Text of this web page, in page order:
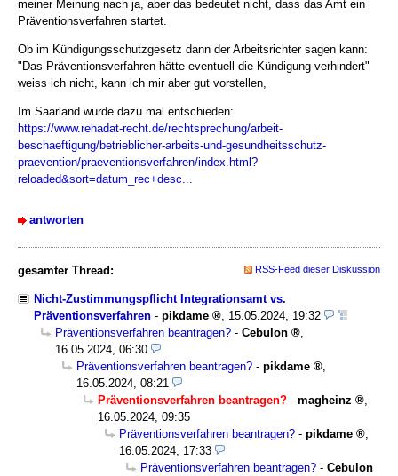
meiner Meinung nach ja, aber das bedeutet nicht, dass das Amt ein
Präventionsverfahren startet.
Ob im Kündigungsschutzgesetz dann der Arbeitsrichter sagen kann:
"Das Präventionsverfahren hätte eventuell die Kündigung verhindert"
weiss ich nicht, kann ich mir aber gut vorstellen,
Im Saarland wurde dazu mal entschieden:
https://www.rehadat-recht.de/rechtsprechung/arbeit-
beschaeftigung/betrieblicher-arbeits-und-gesundheitsschutz-
praevention/praeventionsverfahren/index.html?
reloaded&sort=datum_rec+desc...
antworten
gesamter Thread: RSS-Feed dieser Diskussion
Nicht-Zustimmungspflicht Integrationsamt vs.
Präventionsverfahren - pikdame , 15.05.2024, 19:32
Präventionsverfahren beantragen? - Cebulon
,
16.05.2024, 06:30
Präventionsverfahren beantragen? - pikdame
,
16.05.2024, 08:21
Präventionsverfahren beantragen? - magheinz
,
16.05.2024, 09:35
Präventionsverfahren beantragen? - pikdame
,
16.05.2024, 17:33
Präventionsverfahren beantragen? - Cebulon